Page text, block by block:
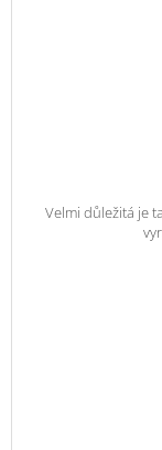
Velmi důležitá je